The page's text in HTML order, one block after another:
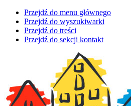
Przejdź do menu głównego
Przejdź do wyszukiwarki
Przejdź do treści
Przejdź do sekcji kontakt